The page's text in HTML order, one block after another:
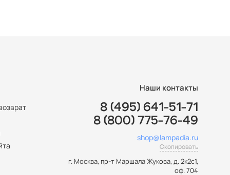
Наши контакты
8 (495) 641-51-71
8 (800) 775-76-49
shop@lampadia.ru
Скопировать
г. Москва, пр-т Маршала Жукова, д. 2к2с1,
оф. 704